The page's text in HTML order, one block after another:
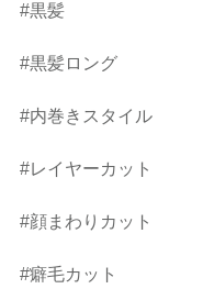
#黒髪
#黒髪ロング
#内巻きスタイル
#レイヤーカット
#顔まわりカット
#癖毛カット